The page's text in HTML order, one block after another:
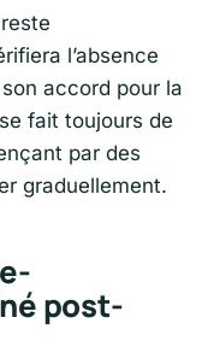
l’absence
accord pour la
fait toujours de
par des
graduellement.
post-